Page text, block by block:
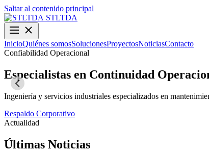
Saltar al contenido principal
STLTDA
InicioQuiénes somosSolucionesProyectosNoticiasContacto
Confiabilidad Operacional
Especialistas en Continuidad
Ingeniería y servicios industriales especializados en
Respaldo Corporativo
Actualidad
Últimas Noticias